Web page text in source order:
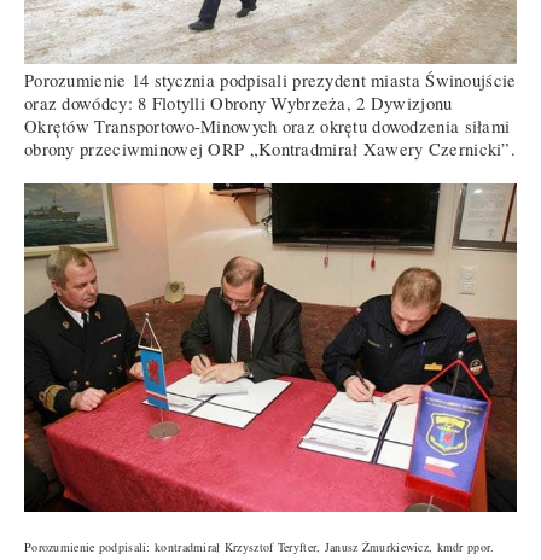
Porozumienie 14 stycznia podpisali prezydent miasta Świnoujście
oraz dowódcy: 8 Flotylli Obrony Wybrzeża, 2 Dywizjonu
Okrętów Transportowo-Minowych oraz okrętu dowodzenia siłami
obrony przeciwminowej ORP „Kontradmirał Xawery Czernicki”.
Porozumienie podpisali: kontradmirał Krzysztof Teryfter, Janusz Żmurkiewicz, kmdr ppor.